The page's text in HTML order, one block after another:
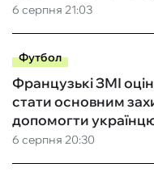
6 серпня 21:03
Футбол
6 серпня 20:30
Французькі ЗМІ
стати основним
допомогти